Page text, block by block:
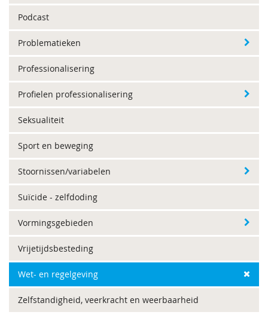
Podcast
Problematieken
Professionalisering
Profielen professionalisering
Seksualiteit
Sport en beweging
Stoornissen/variabelen
Suïcide - zelfdoding
Vormingsgebieden
Vrijetijdsbesteding
Wet- en regelgeving
Zelfstandigheid, veerkracht en weerbaarheid